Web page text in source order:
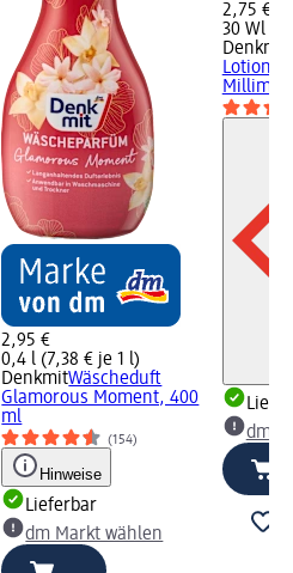
2,95 €
0,4 l (7,38 € je 1 l)
DenkmitWäscheduft
Glamorous Moment, 400
ml
(154)
Hinweise
Lieferbar
dm Markt wählen
2,75 €
30 Wl
Denkmit
Lotion
dm